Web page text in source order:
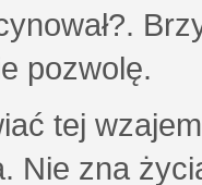
pozwolę.
tej
Nie zna